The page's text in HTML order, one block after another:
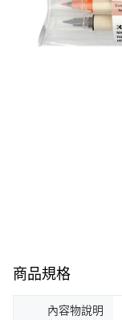
商品規格
內容物說明